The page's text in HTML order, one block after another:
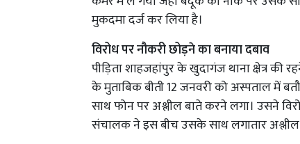
मुकदमा दर्ज कर लिया है।
विरोध पर नौकरी छोड़ने का बनाया दबाव
पीड़िता शाहजहांपुर के खुदागंज थाना क्षेत्र की
के मुताबिक बीती 12 जनवरी को अस्पताल में
साथ फोन पर अश्लील बाते करने लगा। उसने
संचालक ने इस बीच उसके साथ लगातार